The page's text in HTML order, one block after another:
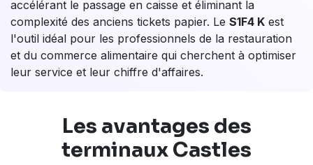
Acceptez facilement tous les titres-
restaurant
Ne refusez plus une vente à cause d'un moyen de
paiement. Avec leS1F4 K, ouvrez votre commerce à
Grâce à sa compatibilité avec
CONECS , le S1F4 K
prend en charge tous les principaux émetteurs :